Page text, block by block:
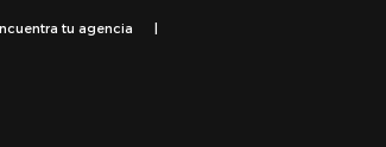
tu agencia |